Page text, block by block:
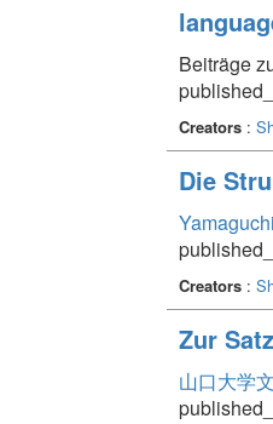
Beiträge
Creators:
Die
Creators:
Zur
山口大学